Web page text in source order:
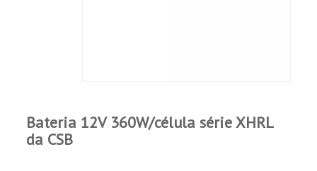
Bateria 12V 360W/célula série XHRL
da CSB
Até 50% mais resistência ao crescimento da
grade em uma temperatura ótima.